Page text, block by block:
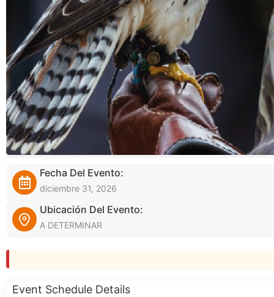
Fecha Del Evento:
diciembre 31, 2026
Ubicación Del Evento:
A DETERMINAR
Event Schedule Details